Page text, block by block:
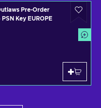
Pre-Order
Key EUROPE